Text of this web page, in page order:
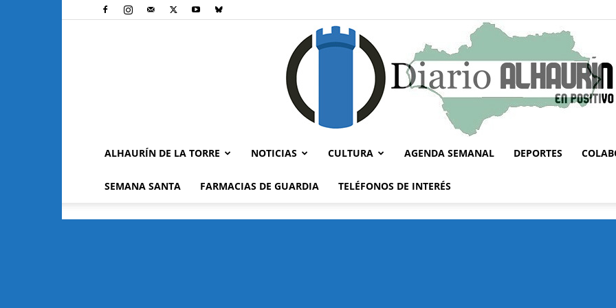
ALHAURÍN DE LA TORRE NOTICIAS CULTURA AGENDA SEMANAL DEPORTES
SEMANA SANTA FARMACIAS DE GUARDIA TELÉFONOS DE INTERÉS